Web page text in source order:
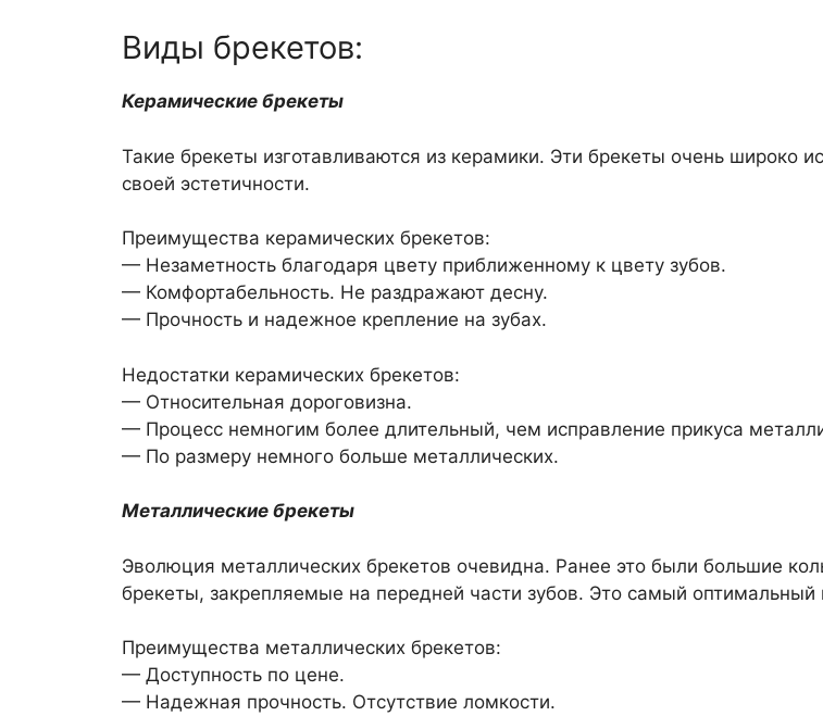
Виды брекетов:
Керамические брекеты
Такие брекеты изготавливаются из керамики. Эти брекеты очень широко
своей эстетичности.
Преимущества керамических брекетов:
— Незаметность благодаря цвету приближенному к цвету зубов.
— Комфортабельность. Не раздражают десну.
— Прочность и надежное крепление на зубах.
Недостатки керамических брекетов:
— Относительная дороговизна.
— Процесс немногим более длительный, чем исправление прикуса
— По размеру немного больше металлических.
Металлические брекеты
Эволюция металлических брекетов очевидна. Ранее это были большие
брекеты, закрепляемые на передней части зубов. Это самый оптимальный
Преимущества металлических брекетов:
— Доступность по цене.
— Надежная прочность. Отсутствие ломкости.